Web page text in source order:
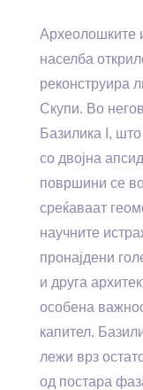
Археолошките
населба
реконструира
Скупи. Во
Базилика I,
со двојна
површини се
среќаваат
научните
пронајдени
и друга
особена
капител.
лежи врз
од постара